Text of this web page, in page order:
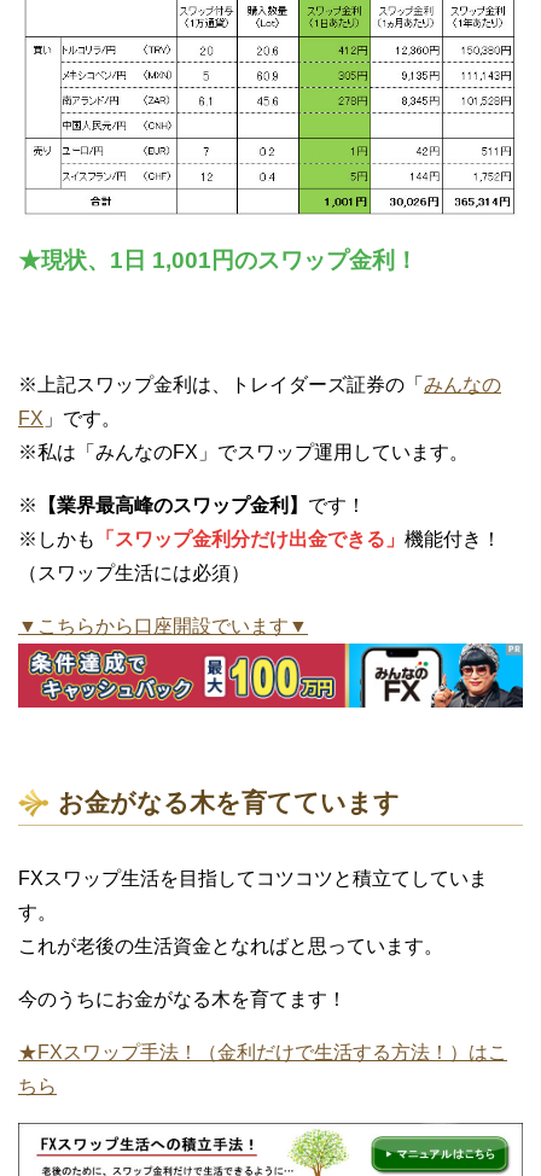
★現状、1日 1,001円のスワップ金利！
※上記スワップ金利は、トレイダーズ証券の「 みんなの
FX 」です。
※私は「みんなのFX」でスワップ運用しています。
※ 【業界最高峰のスワップ金利】 です！
※しかも
「スワップ金利分だけ出金できる」 機能付き！
（スワップ生活には必須）
▼こちらから口座開設でいます▼
お金がなる木を育てています
FXスワップ生活を目指してコツコツと積立てしていま
す。
これが老後の生活資金となればと思っています。
今のうちにお金がなる木を育てます！
★FXスワップ手法！（金利だけで生活する方法！）はこ
ちら